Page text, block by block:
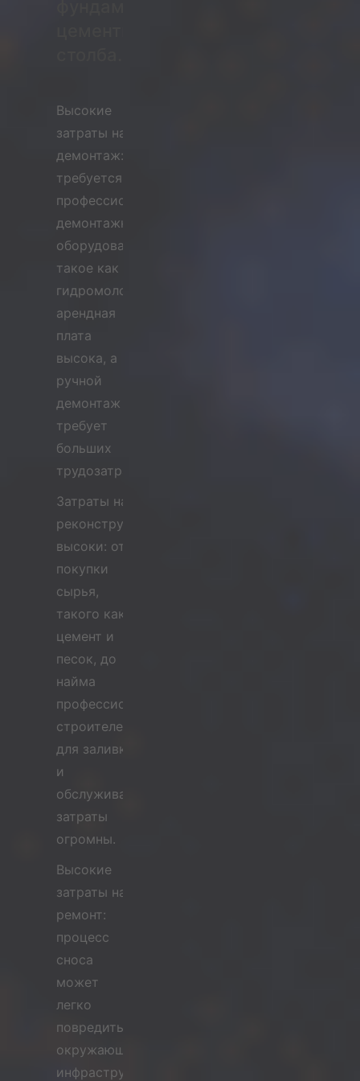
Высокие
затраты на
демонтаж:
требуется
профессиональное
демонтажное
оборудование,
такое как
гидромолоты,
арендная
плата
высока, а
ручной
демонтаж
требует
больших
трудозатрат.
Затраты на
реконструкцию
высоки: от
покупки
сырья,
такого как
цемент и
песок, до
найма
профессиональных
строителей
для заливки
и
обслуживания,
затраты
огромны.
Высокие
затраты на
ремонт:
процесс
сноса
может
легко
повредить
окружающую
инфраструктуру,